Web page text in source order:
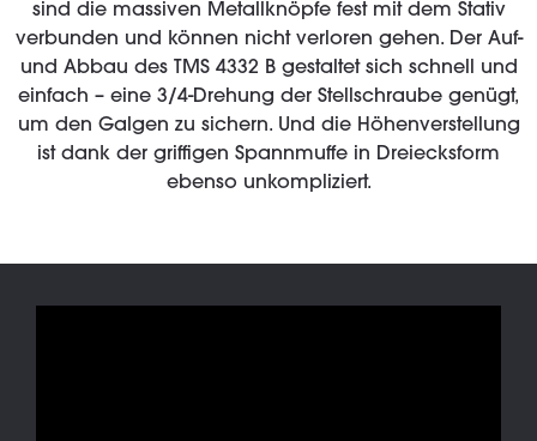
sind die massiven Metallknöpfe fest mit dem Stativ
verbunden und können nicht verloren gehen. Der Auf-
und Abbau des TMS 4332 B gestaltet sich schnell und
einfach – eine 3/4-Drehung der Stellschraube genügt,
um den Galgen zu sichern. Und die Höhenverstellung
ist dank der griffigen Spannmuffe in Dreiecksform
ebenso unkompliziert.